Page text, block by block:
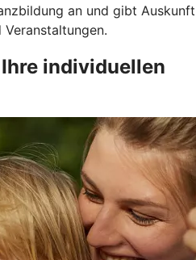
an und gibt Auskunft
individuellen